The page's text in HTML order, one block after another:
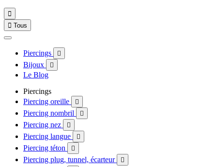

 Tous
Piercings 
Bijoux 
Le Blog
Piercings
Piercing oreille

Piercing nombril 
Piercing nez 
Piercing langue 
Piercing téton 
Piercing plug, tunnel, écarteur 